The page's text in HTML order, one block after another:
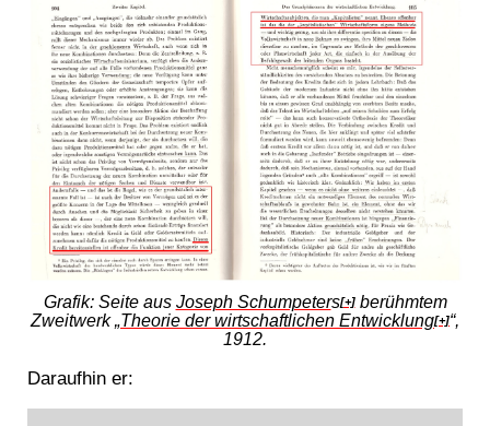
Grafik: Seite aus Joseph Schumpeters[+]berühmtem
Zweitwerk „Theorie der wirtschaftlichen Entwicklung[+]“,
1912.
Daraufhin er: